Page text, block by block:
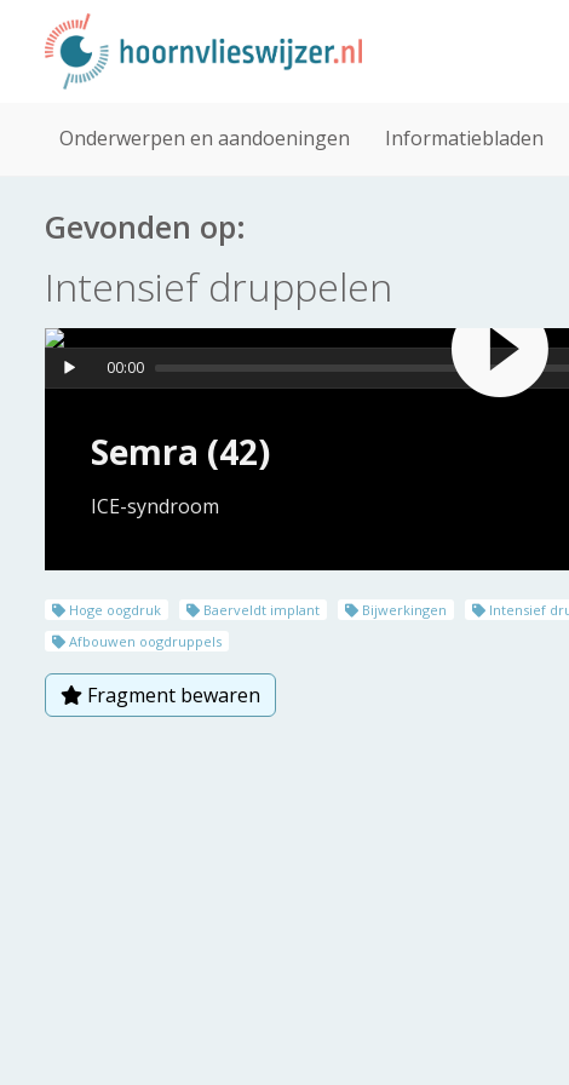
Onderwerpen en aandoeningen Informatiebladen
Gevonden op:
Intensief druppelen
Semra (42)
ICE-syndroom
00:00
Hoge oogdruk Baerveldt implant Bijwerkingen Intensief
Afbouwen oogdruppels
Fragment bewaren